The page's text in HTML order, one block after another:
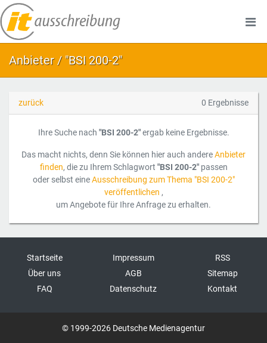
Anbieter / "BSI 200-2"
zurück 0 Ergebnisse
Ihre Suche nach "BSI 200-2"ergab keine Ergebnisse.
Das macht nichts, denn Sie können hier auch andereAnbieter
finden, die zu Ihrem Schlagwort "BSI 200-2"passen
oder selbst eineAusschreibung zum Thema "BSI 200-2"
veröffentlichen ,
um Angebote für Ihre Anfrage zu erhalten.
Startseite
Über uns
FAQ
Impressum
AGB
Datenschutz
RSS
Sitemap
Kontakt
© 1999-2026 Deutsche Medienagentur